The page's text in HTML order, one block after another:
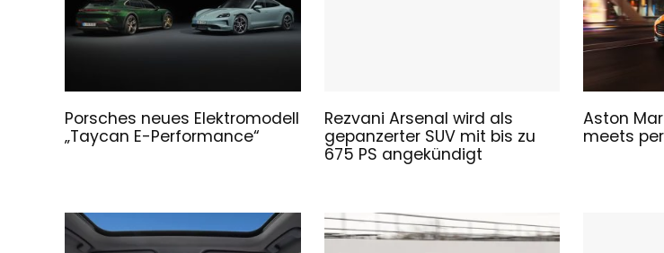
Porsches neues Elektromodell
„Taycan E-Performance“
Rezvani Arsenal wird als
gepanzerter SUV mit bis zu
675 PS angekündigt
Aston
meets